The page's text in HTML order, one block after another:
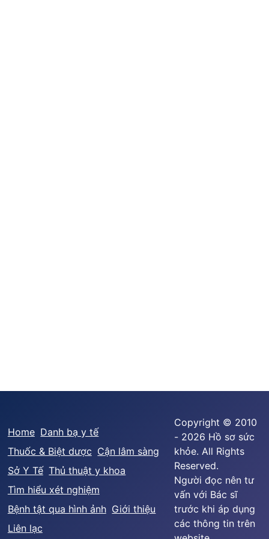
Home Danh bạ y tế
Thuốc & Biệt dược Cận lâm sàng
Sở Y Tế Thủ thuật y khoa
Tìm hiểu xét nghiệm
Bệnh tật qua hình ảnh Giới thiệu
Liên lạc
Copyright © 2010
- 2026 Hồ sơ sức
khỏe. All Rights
Reserved.
Người đọc nên tư
vấn với Bác sĩ
trước khi áp dụng
các thông tin trên